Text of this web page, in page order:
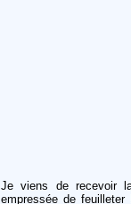
Je viens de recevoir
empressée de